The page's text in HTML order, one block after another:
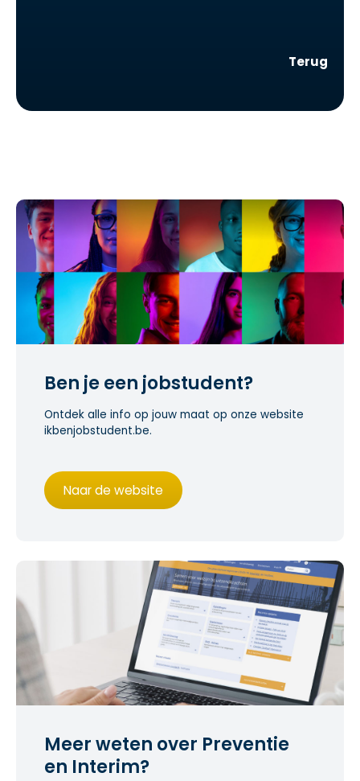
Terug
Ben je een jobstudent?
Ontdek alle info op jouw maat op onze website
ikbenjobstudent.be.
Naar de website
Meer weten over Preventie
en Interim?